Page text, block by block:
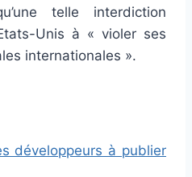
telle interdiction
Unis à « violer ses
internationales ».
développeurs à publier